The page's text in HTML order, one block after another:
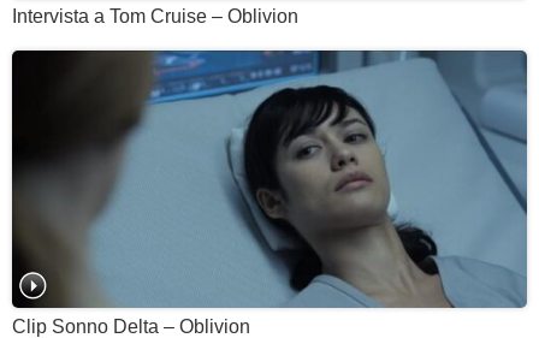
Intervista a Tom Cruise – Oblivion
Clip Sonno Delta – Oblivion